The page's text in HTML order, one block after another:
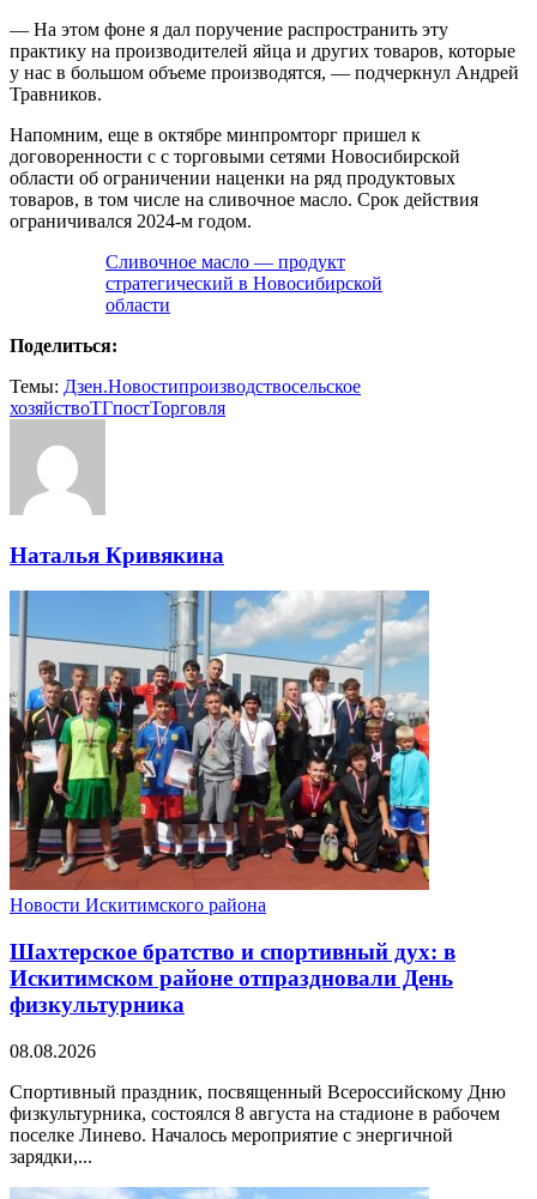
— На этом фоне я дал поручение распространить эту
практику на производителей яйца и других товаров, которые
у нас в большом объеме производятся, — подчеркнул Андрей
Травников.
Напомним, еще в октябре минпромторг пришел к
договоренности с с торговыми сетями Новосибирской
области об ограничении наценки на ряд продуктовых
товаров, в том числе на сливочное масло. Срок действия
ограничивался 2024-м годом.
Сливочное масло — продукт
стратегический в Новосибирской
области
Поделиться:
Темы: Дзен.Новостипроизводствосельское
хозяйствоТГпостТорговля
Наталья Кривякина
Новости Искитимского района
Шахтерское братство и спортивный дух: в
Искитимском районе отпраздновали День
физкультурника
08.08.2026
Спортивный праздник, посвященный Всероссийскому Дню
физкультурника, состоялся 8 августа на стадионе в рабочем
поселке Линево. Началось мероприятие с энергичной
зарядки,...